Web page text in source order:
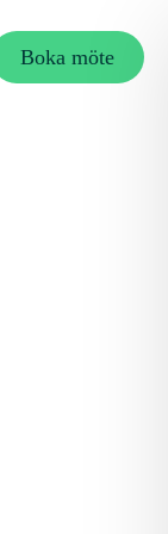
Boka möte